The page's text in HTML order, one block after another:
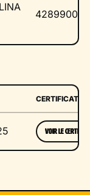
CERTIFICAT
VOIR LE